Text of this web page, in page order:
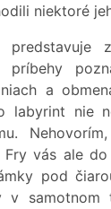
niektoré
predstavuje
príbehy
a
labyrint nie
Fry vás ale
pod
v samotnom